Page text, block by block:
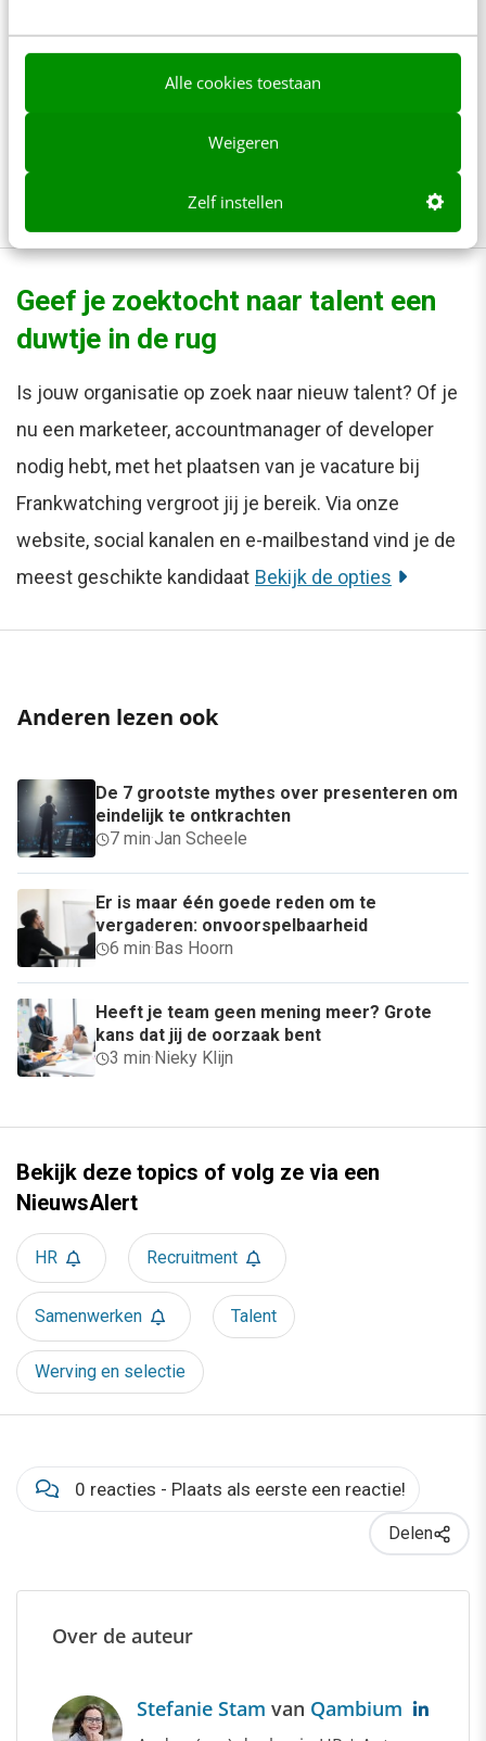
Alle cookies toestaan
Weigeren
Zelf instellen
Vertel wat jullie daarin samen nodig
hebben (tijd, geld, prioriteiten,
Succes!
Geef je zoektocht naar talent een
duwtje in de rug
Is jouw organisatie op zoek naar nieuw talent? Of je
nu een marketeer, accountmanager of developer
nodig hebt, met het plaatsen van je vacature bij
Frankwatching vergroot jij je bereik. Via onze
website, social kanalen en e-mailbestand vind je de
meest geschikte kandidaat Bekijk de opties
Anderen lezen ook
De 7 grootste mythes over presenteren om
eindelijk te ontkrachten
7 min·Jan Scheele
Er is maar één goede reden om te
vergaderen: onvoorspelbaarheid
6 min· Bas Hoorn
Heeft je team geen mening meer? Grote
kans dat jij de oorzaak bent
3 min· Nieky Klijn
Bekijk deze topics of volg ze via een
NieuwsAlert
HR Recruitment
Samenwerken Talent
Werving en selectie
0 reacties - Plaats als eerste een reactie!
Delen
Over de auteur
Stefanie Stam van Qambium